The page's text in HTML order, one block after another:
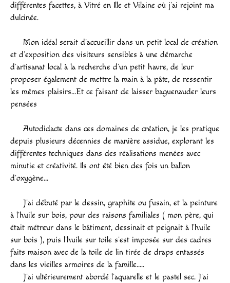
différentes facettes, à Vitré en Ille et Vilaine où j’ai rejoint ma
dulcinée.
Mon idéal serait d’accueillir dans un petit local de création
et d’exposition des visiteurs sensibles à une démarche
d’artisanat local à la recherche d’un petit havre, de leur
proposer également de mettre la main à la pâte, de ressentir
les mêmes plaisirs…Et ce faisant de laisser baguenauder leurs
pensées
Autodidacte dans ces domaines de création, je les pratique
depuis plusieurs décennies de manière assidue, explorant les
différentes techniques dans des réalisations menées avec
minutie et créativité. Ils ont été bien des fois un ballon
d’oxygène…
J’ai débuté par le dessin, graphite ou fusain, et la peinture
à l’huile sur bois, pour des raisons familiales ( mon père, qui
était métreur dans le bâtiment, dessinait et peignait à l’huile
sur bois ), puis l’huile sur toile s’est imposée sur des cadres
faits maison avec de la toile de lin tirée de draps entassés
dans les vieilles armoires de la famille…..
J’ai ultérieurement abordé l’aquarelle et le pastel sec. J’ai